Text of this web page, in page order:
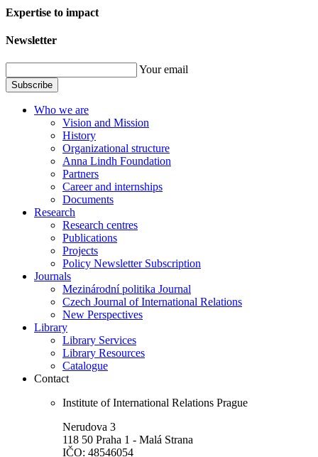
Expertise to impact
Newsletter
Your email
Subscribe
Who we are
Vision and Mission
History
Organizational structure
Anna Lindh Foundation
Partners
Career and internships
Documents
Research
Research centres
Publications
Projects
Policy Newsletter Subscription
Journals
Mezinárodní politika Journal
Czech Journal of International Relations
New Perspectives
Library
Library Services
Library Resources
Catalogue
Contact
Institute of International Relations Prague
Nerudova 3
118 50 Praha 1 - Malá Strana
IČO: 48546054